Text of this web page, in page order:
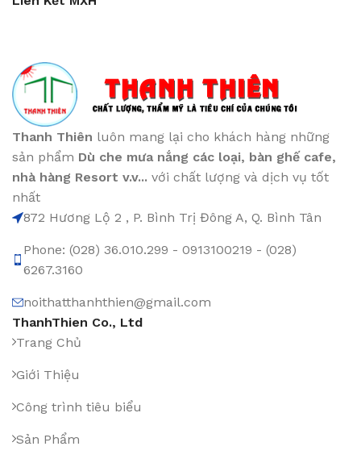
Thanh Thiên luôn mang lại cho khách hàng những
sản phẩm Dù che mưa nắng các loại, bàn ghế cafe,
nhà hàng Resort v.v... với chất lượng và dịch vụ tốt
nhất
872 Hương Lộ 2 , P. Bình Trị Đông A, Q. Bình Tân
Phone: (028) 36.010.299 - 0913100219 - (028)
6267.3160
noithatthanhthien@gmail.com
ThanhThien Co., Ltd
Trang Chủ
Giới Thiệu
Công trình tiêu biểu
Sản Phẩm